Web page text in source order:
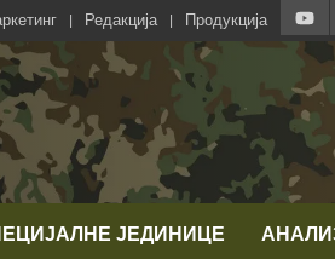
Редакција Продукција
ЈЕДИНИЦЕ